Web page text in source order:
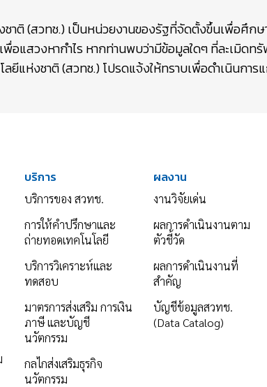
าติ (สวทช.) เป็นหน่วยงานของรัฐที่จัดตั้งขึ้นเพื่อศึก
อแสวงหากำไร หากท่านพบว่ามีข้อมูลใดๆ ที่ละเมิด
ยีแห่งชาติ (สวทช.) โปรดแจ้งให้ทราบเพื่อดำเนินกา
บริการ
บริการของ สวทช.
การให้คำปรึกษาและ
ถ่ายทอดเทคโนโลยี
บริการวิเคราะห์และ
ทดสอบ
มาตรการส่งเสริม การเงิน
ภาษี และบัญชี
นวัตกรรม
กลไกส่งเสริมธุรกิจ
นวัตกรรม
ผลงาน
งานวิจัยเด่น
ผลการดำเนินงานตาม
ตัวชี้วัด
ผลการดำเนินงานที่
สำคัญ
บัญชีข้อมูลสวทช.
(Data Catalog)